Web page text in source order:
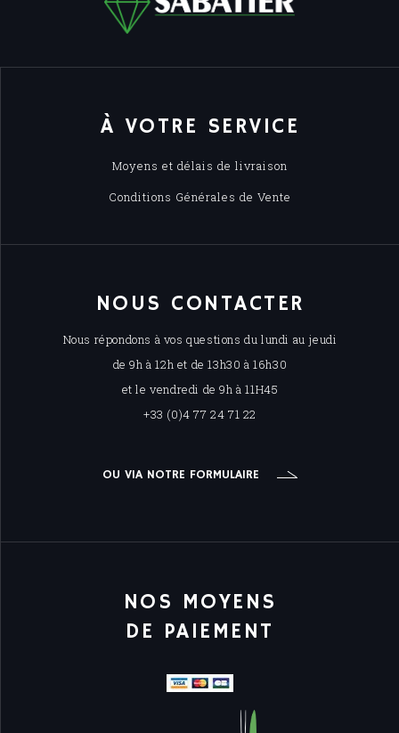
À VOTRE SERVICE
Moyens et délais de livraison
Conditions Générales de Vente
NOUS CONTACTER
Nous répondons à vos questions du lundi au jeudi
de 9h à 12h et de 13h30 à 16h30
et le vendredi de 9h à 11H45
+33 (0)4 77 24 71 22
OU VIA NOTRE FORMULAIRE
NOS MOYENS
DE PAIEMENT